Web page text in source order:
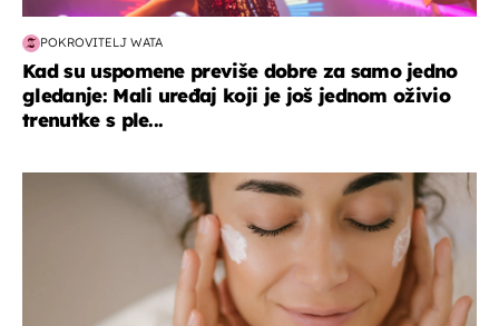
POKROVITELJ WATA
Kad su uspomene previše dobre za samo jedno
gledanje: Mali uređaj koji je još jednom oživio
trenutke s ple...
moda & ljepota